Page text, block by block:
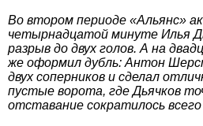
Во втором периоде «Альянс»
четырнадцатой минуте Илья
разрыв до двух голов. А на
же оформил дубль: Антон
двух соперников и сделал
пустые ворота, где Дьячков
отставание сократилось